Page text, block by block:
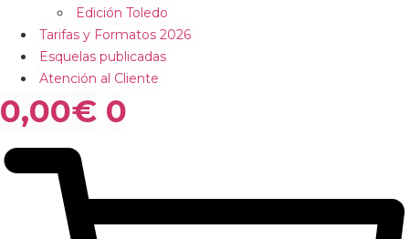
Edición Toledo
Tarifas y Formatos 2026
Esquelas publicadas
Atención al Cliente
0,00€ 0